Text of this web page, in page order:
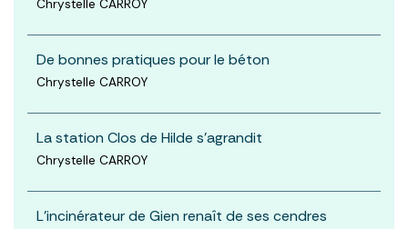
Chrystelle CARROY
De bonnes pratiques pour le béton
Chrystelle CARROY
La station Clos de Hilde s'agrandit
Chrystelle CARROY
L'incinérateur de Gien renaît de ses cendres